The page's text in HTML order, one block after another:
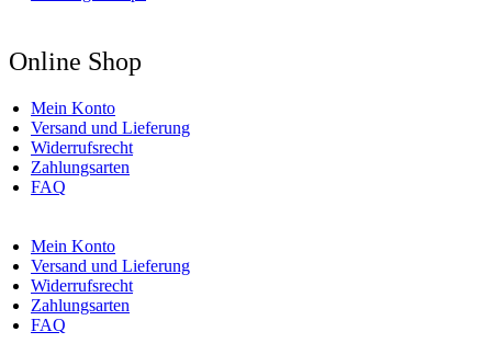
Online Shop
Mein Konto
Versand und Lieferung
Widerrufsrecht
Zahlungsarten
FAQ
Mein Konto
Versand und Lieferung
Widerrufsrecht
Zahlungsarten
FAQ